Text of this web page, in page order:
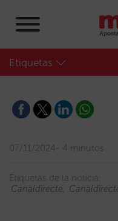
Etiquetas
07/11/2024 4 minutos
Etiquetas de la noticia:
Canaldirecte